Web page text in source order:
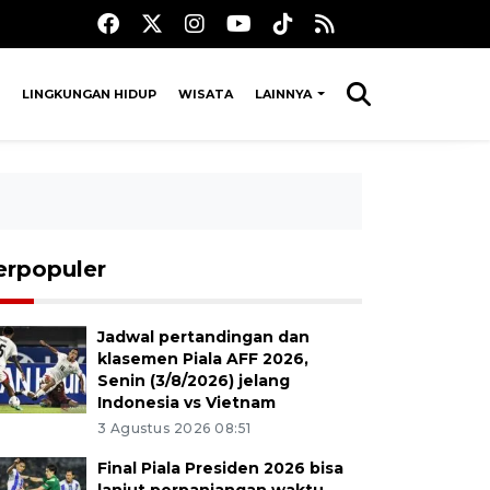
LINGKUNGAN HIDUP WISATA LAINNYA
Jadwal pertandingan dan
klasemen Piala AFF 2026,
Senin (3/8/2026) jelang
Indonesia vs Vietnam
3 Agustus 2026 08:51
Final Piala Presiden 2026 bisa